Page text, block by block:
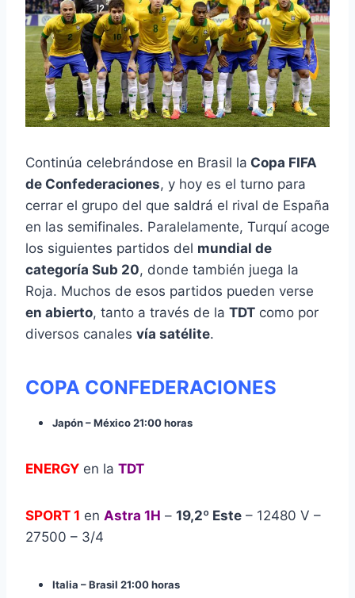
Continúa celebrándose en Brasil la Copa FIFA
de Confederaciones, y hoy es el turno para
cerrar el grupo del que saldrá el rival de España
en las semifinales. Paralelamente, Turquí acoge
los siguientes partidos del mundial de
categoría Sub 20, donde también juega la
Roja. Muchos de esos partidos pueden verse
en abierto, tanto a través de la TDT como por
diversos canales vía satélite.
COPA CONFEDERACIONES
Japón – México 21:00 horas
ENERGY en la TDT
SPORT 1 en Astra 1H – 19,2º Este – 12480 V –
27500 – 3/4
Italia – Brasil 21:00 horas